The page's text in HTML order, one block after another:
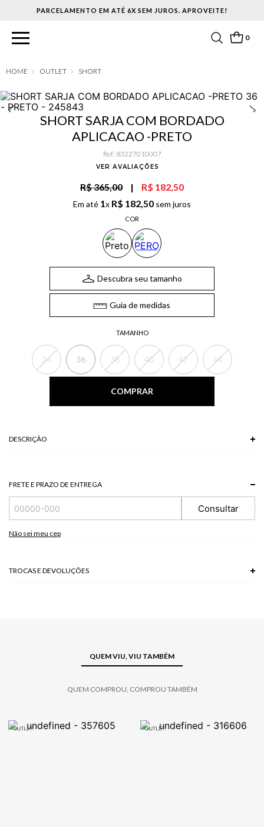
PARCELAMENTO EM ATÉ 6X SEM JUROS. APROVEITE!
0
OUTLET SHORT
SHORT SARJA COM BORDADO
APLICACAO -PRETO
Ref: 83227010007
VER AVALIAÇÕES
R$ 365,00 | R$ 182,50
Em até 1x R$ 182,50 sem juros
COR
TAMANHO
34 36 38 40 42 44
Descubra seu tamanho
Guia de medidas
COMPRAR
DESCRIÇÃO
*A tonalidade das cores pode variar de acordo com a sua tela/monit
FRETE E PRAZO DE ENTREGA
Consultar
Não sei meu cep
TROCAS E DEVOLUÇÕES
QUEM VIU, VIU TAMBÉM
QUEM COMPROU, COMPROU TAMBÉM